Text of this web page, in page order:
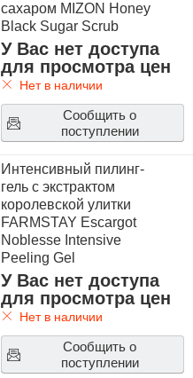
сахаром MIZON Honey
Black Sugar Scrub
У Вас нет доступа
для просмотра цен
Нет в наличии
Сообщить о
поступлении
Интенсивный пилинг-
гель с экстрактом
королевской улитки
FARMSTAY Escargot
Noblesse Intensive
Peeling Gel
У Вас нет доступа
для просмотра цен
Нет в наличии
Сообщить о
поступлении